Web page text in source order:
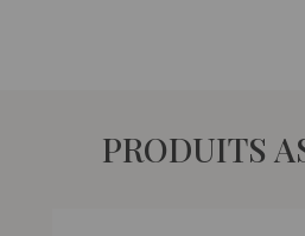
PRODUITS